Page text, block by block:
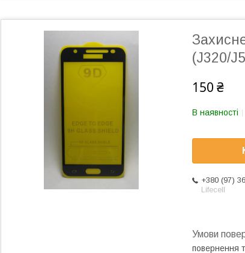
(J320/
150 ₴
В наявності
+380 (97)
Lifecell
повернення